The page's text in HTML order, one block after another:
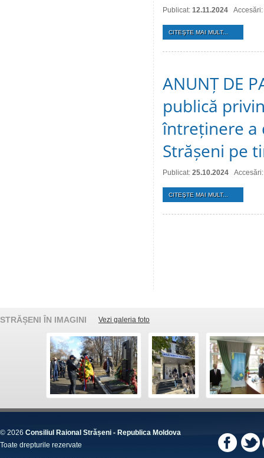
Publicat: 12.11.2024
CITEŞTE MAI MULT...
ANUNȚ DE
publică
întreținere a
Strășeni pe
Publicat: 25.10.2024
CITEŞTE MAI MULT...
STRĂȘENI ÎN IMAGINI Vezi galeria foto
© 2026 Consiliul Raional Strășeni - Republica Moldova
Toate drepturile rezervate